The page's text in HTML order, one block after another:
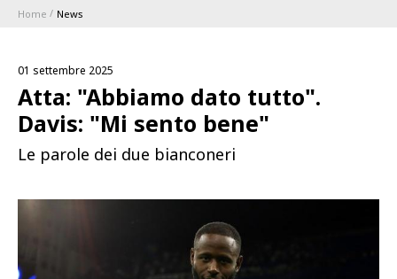
1896 MEMBERSHIP PROGRAM
STAGIONE
BLUENERGY STADIUM
Home News
01 settembre 2025
Atta: "Abbiamo dato tutto".
Davis: "Mi sento bene"
Le parole dei due bianconeri